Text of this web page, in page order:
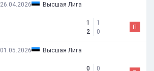
26.04.2026 Высшая Лига
1
2
1
0
П
01.05.2026 Высшая Лига
0
0